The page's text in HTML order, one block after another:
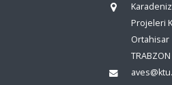
Projeleri
Ortahisar
TRABZON